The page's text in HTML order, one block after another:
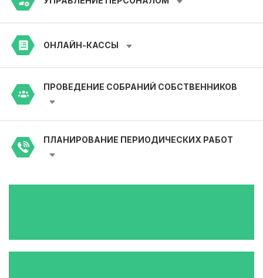
ОНЛАЙН-КАССЫ
ПРОВЕДЕНИЕ СОБРАНИЙ СОБСТВЕННИКОВ
ПЛАНИРОВАНИЕ ПЕРИОДИЧЕСКИХ РАБОТ